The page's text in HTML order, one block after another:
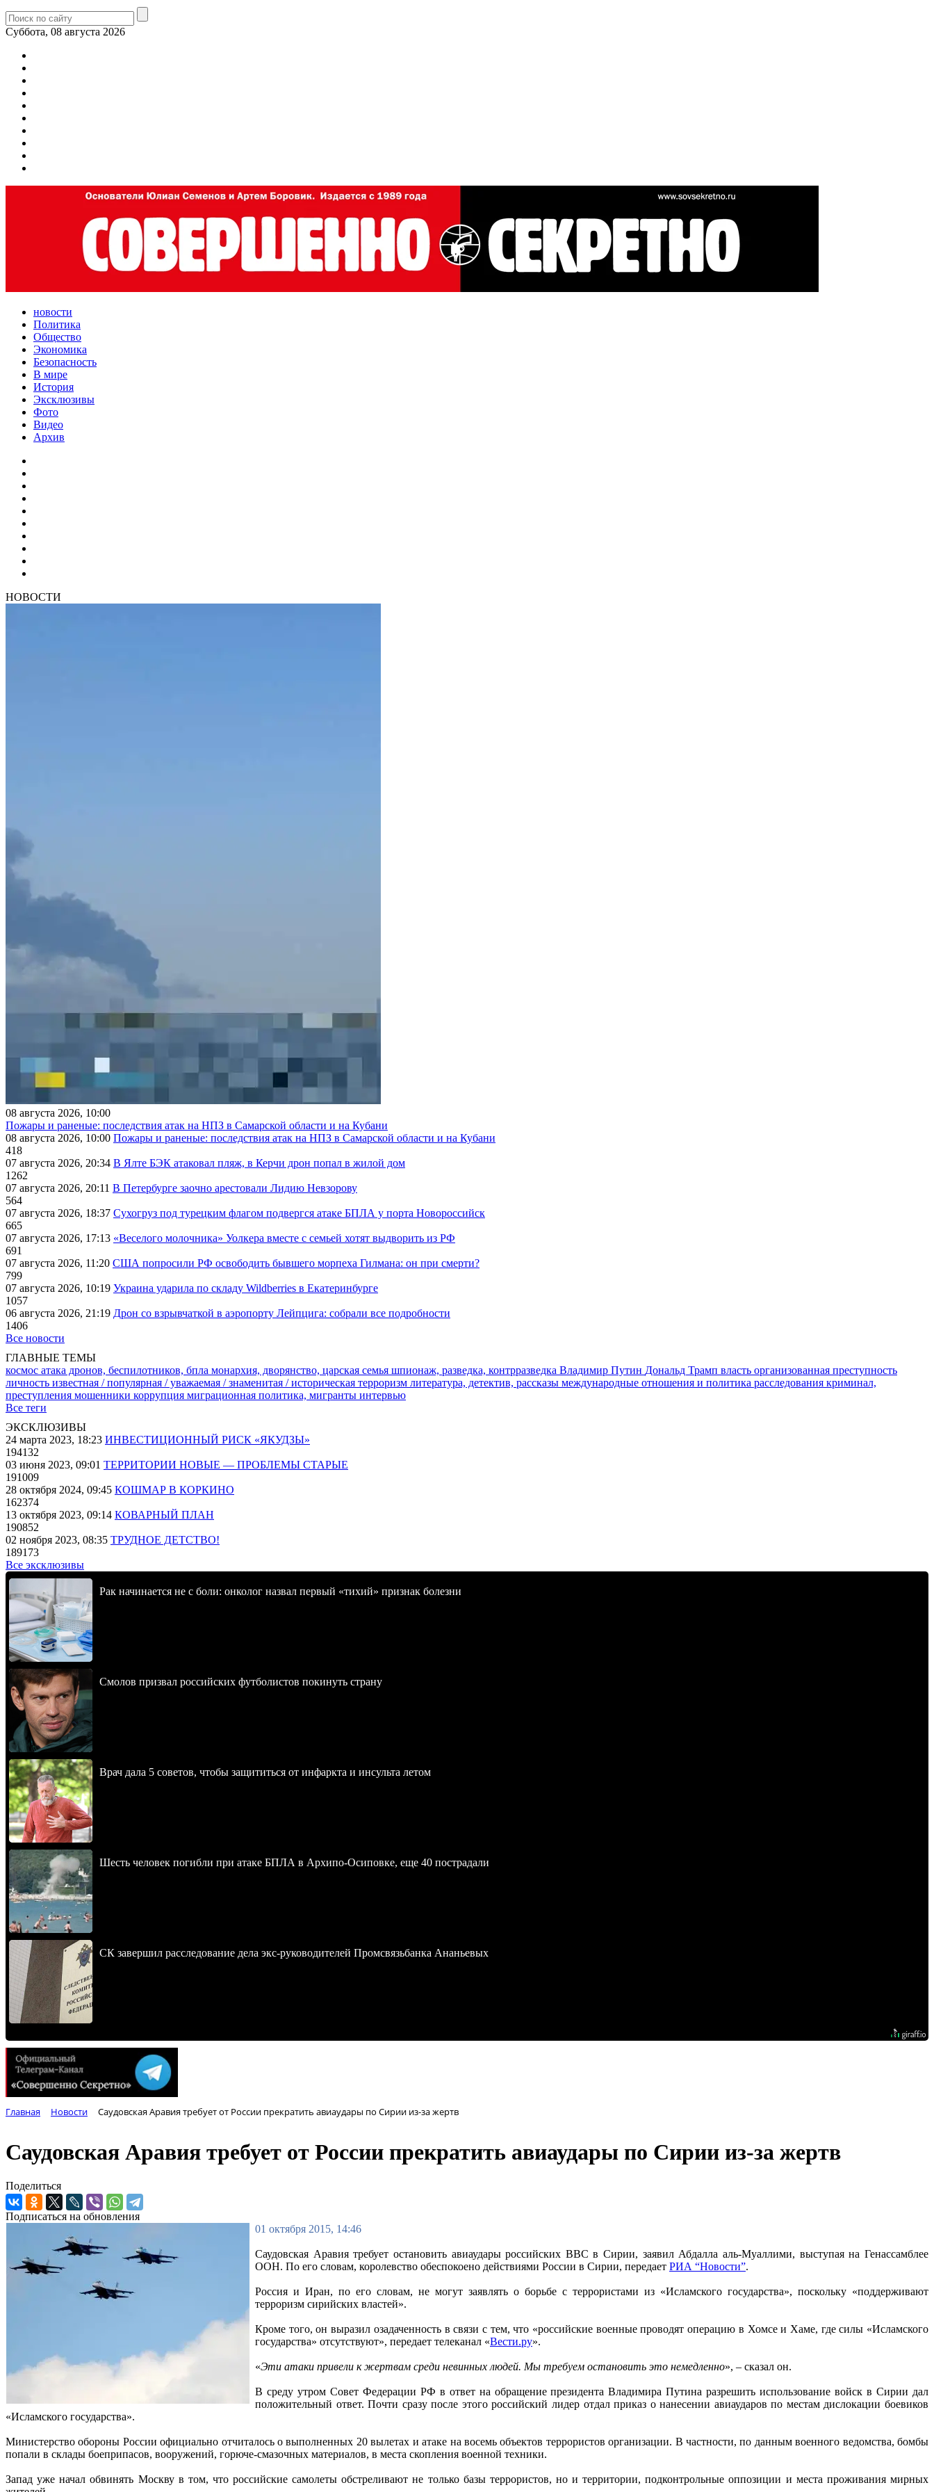
Суббота, 08 августа 2026
новости
Политика
Общество
Экономика
Безопасность
В мире
История
Эксклюзивы
Фото
Видео
Архив
НОВОСТИ
08 августа 2026, 10:00
Пожары и раненые: последствия атак на НПЗ в Самарской области и на Кубани
08 августа 2026, 10:00 Пожары и раненые: последствия атак на НПЗ в Самарской области и на Кубани
418
07 августа 2026, 20:34 В Ялте БЭК атаковал пляж, в Керчи дрон попал в жилой дом
1262
07 августа 2026, 20:11 В Петербурге заочно арестовали Лидию Невзорову
564
07 августа 2026, 18:37 Сухогруз под турецким флагом подвергся атаке БПЛА у порта Новороссийск
665
07 августа 2026, 17:13 «Веселого молочника» Уолкера вместе с семьей хотят выдворить из РФ
691
07 августа 2026, 11:20 США попросили РФ освободить бывшего морпеха Гилмана: он при смерти?
799
07 августа 2026, 10:19 Украина ударила по складу Wildberries в Екатеринбурге
1057
06 августа 2026, 21:19 Дрон со взрывчаткой в аэропорту Лейпцига: собрали все подробности
1406
Все новости
ГЛАВНЫЕ ТЕМЫ
космос атака дронов, беспилотников, бпла монархия, дворянство, царская семья шпионаж, разведка, контрразведка Владимир Путин Дональд Трамп власть организованная преступность
личность известная / популярная / уважаемая / знаменитая / историческая терроризм литература, детектив, рассказы международные отношения и политика расследования криминал,
преступления мошенники коррупция миграционная политика, мигранты интервью
Все теги
ЭКСКЛЮЗИВЫ
24 марта 2023, 18:23 ИНВЕСТИЦИОННЫЙ РИСК «ЯКУДЗЫ»
194132
03 июня 2023, 09:01 ТЕРРИТОРИИ НОВЫЕ — ПРОБЛЕМЫ СТАРЫЕ
191009
28 октября 2024, 09:45 КОШМАР В КОРКИНО
162374
13 октября 2023, 09:14 КОВАРНЫЙ ПЛАН
190852
02 ноября 2023, 08:35 ТРУДНОЕ ДЕТСТВО!
189173
Все эксклюзивы
Рак начинается не с боли: онколог назвал первый «тихий» признак болезни
Смолов призвал российских футболистов покинуть страну
Врач дала 5 советов, чтобы защититься от инфаркта и инсульта летом
Шесть человек погибли при атаке БПЛА в Архипо-Осиповке, еще 40 пострадали
СК завершил расследование дела экс-руководителей Промсвязьбанка Ананьевых
Главная Новости Саудовская Аравия требует от России прекратить авиаудары по Сирии из-за жертв
Саудовская Аравия требует от России прекратить авиаудары по Сирии из-за жертв
Поделиться
Подписаться на обновления
01 октября 2015, 14:46
Саудовская Аравия требует остановить авиаудары российских ВВС в Сирии, заявил Абдалла аль-Муаллими, выступая на Генассамблее
ООН. По его словам, королевство обеспокоено действиями России в Сирии, передает РИА “Новости”.
Россия и Иран, по его словам, не могут заявлять о борьбе с террористами из «Исламского государства», поскольку «поддерживают
терроризм сирийских властей».
Кроме того, он выразил озадаченность в связи с тем, что «российские военные проводят операцию в Хомсе и Хаме, где силы «Исламского
государства» отсутствуют», передает телеканал «Вести.ру».
«Эти атаки привели к жертвам среди невинных людей. Мы требуем остановить это немедленно», – сказал он.
В среду утром Совет Федерации РФ в ответ на обращение президента Владимира Путина разрешить использование войск в Сирии дал
положительный ответ. Почти сразу после этого российский лидер отдал приказ о нанесении авиаударов по местам дислокации боевиков
«Исламского государства».
Министерство обороны России официально отчиталось о выполненных 20 вылетах и атаке на восемь объектов террористов организации. В частности, по данным военного ведомства, бомбы
попали в склады боеприпасов, вооружений, горюче-смазочных материалов, в места скопления военной техники.
Запад уже начал обвинять Москву в том, что российские самолеты обстреливают не только базы террористов, но и территории, подконтрольные оппозиции и места проживания мирных